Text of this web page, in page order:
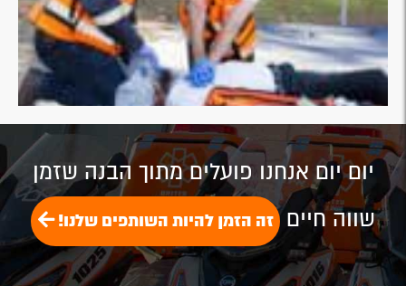
יום יום אנחנו פועלים מתוך הבנה שזמן
שווה חיים זה הזמן להיות השותפים שלנו!